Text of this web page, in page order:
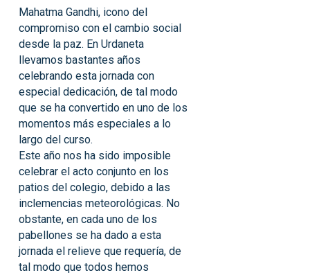
Mahatma Gandhi, icono del
compromiso con el cambio social
desde la paz. En Urdaneta
llevamos bastantes años
celebrando esta jornada con
especial dedicación, de tal modo
que se ha convertido en uno de los
momentos más especiales a lo
largo del curso.
Este año nos ha sido imposible
celebrar el acto conjunto en los
patios del colegio, debido a las
inclemencias meteorológicas. No
obstante, en cada uno de los
pabellones se ha dado a esta
jornada el relieve que requería, de
tal modo que todos hemos